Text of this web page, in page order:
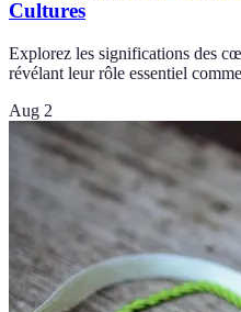
Cultures
Explorez les significations des
révélant leur rôle essentiel
Aug 2